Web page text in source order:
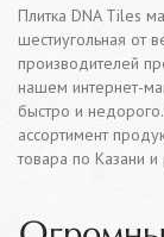
Плитка DNA Tiles
шестиугольная от
производителей
нашем интернет-
быстро и
ассортимент
товара по Казани и